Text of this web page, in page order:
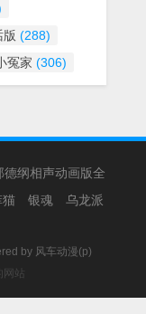
版 (288)
冤家 (306)
德纲相声动画版全
猫 银魂
乌龙派
by 风车动漫(p)
站